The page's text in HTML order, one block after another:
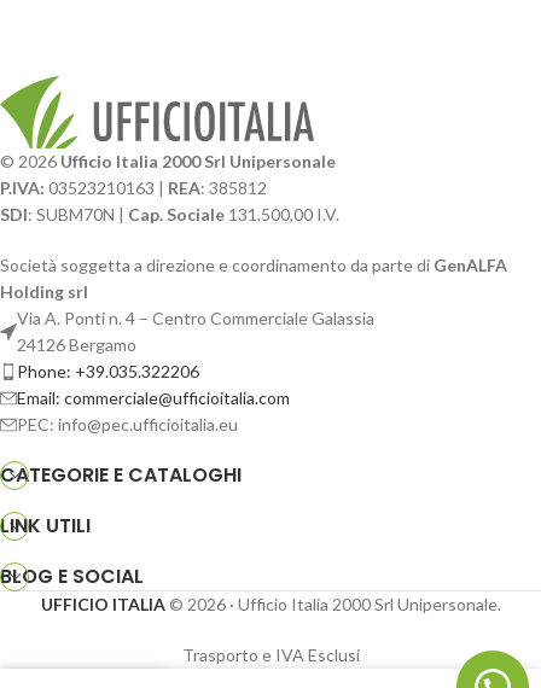
© 2026 Ufficio Italia 2000 Srl Unipersonale
P.IVA: 03523210163 | REA: 385812
SDI: SUBM70N | Cap. Sociale 131.500,00 I.V.
Società soggetta a direzione e coordinamento da parte di GenALFA
Holding srl
Via A. Ponti n. 4 – Centro Commerciale Galassia
24126 Bergamo
Phone: +39.035.322206
Email: commerciale@ufficioitalia.com
PEC: info@pec.ufficioitalia.eu
CATEGORIE E CATALOGHI
LINK UTILI
BLOG E SOCIAL
UFFICIO ITALIA © 2026· Ufficio Italia 2000 Srl Unipersonale.
Trasporto e IVA Esclusi